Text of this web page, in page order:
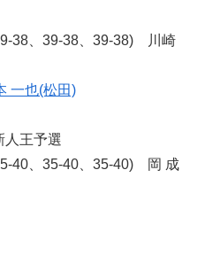
38、39-38、39-38) 川崎
一也(松田)
人王予選
40、35-40、35-40) 岡 成